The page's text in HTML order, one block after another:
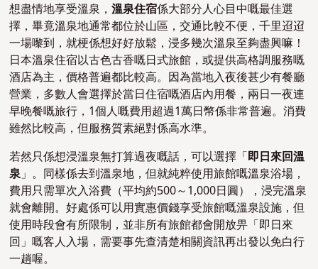
想盡情地享受溫泉，溫泉住宿係大部分人心目中嘅最佳選
擇，畢竟溫泉地通常都位於山區，交通比較不便，千里迢迢
一場嚟到，就梗係想好好放鬆，浸多幾次溫泉至夠盡興嘛！
日本溫泉住宿以古色古香嘅日式旅館，或提供高格調服務嘅
酒店為主，價格普遍都比較高。因為當地入夜後甚少有餐廳
營業，多數人會選擇於當日住宿嘅酒店內用餐，兩日一夜連
早晚餐嘅旅行，1個人嘅費用超過1萬日幣係非常普遍。消費
雖然比較高，但服務質素絕對係高水準。
若然只係想浸溫泉無打算過夜嘅話，可以選擇「即日來回溫
泉」。同樣係去到溫泉地，但就純粹使用旅館嘅溫泉浴場，
費用只需單次入浴費（平均約500～1,000日圓），浸完溫泉
就會離開。好處係可以用實惠價錢享受旅館嘅溫泉設施，但
使用時段會有所限制，並非所有旅館都會開放畀「即日來
回」嘅客人入場，需要事先查清楚相關資訊再出發以免白行
一趟喔。